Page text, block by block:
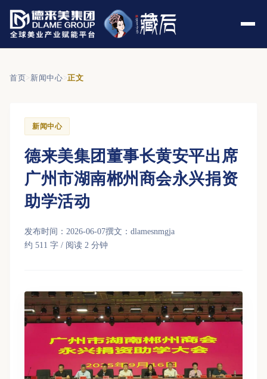
首页 > 新闻中心 >正文
新闻中心
德来美集团董事长黄安平出席
广州市湖南郴州商会永兴捐资
助学活动
发布时间：2026-06-07撰文：dlamesnmgja
约 511 字 / 阅读 2 分钟